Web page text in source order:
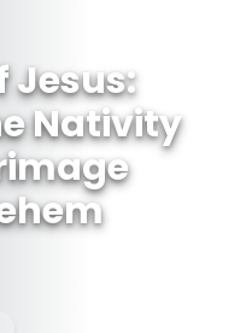
Jesus:
Nativity